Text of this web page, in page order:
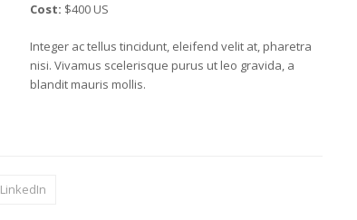
Cost: $400 US
Integer ac tellus tincidunt, eleifend velit at, pharetra
nisi. Vivamus scelerisque purus ut leo gravida, a
blandit mauris mollis.
LinkedIn